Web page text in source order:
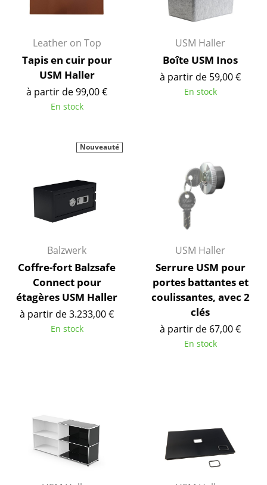
Bibliothèques
Étagères murales
Buffets & Commodes
Caissons roulants et Meubles d’appoint
Garde-robes
Petits rangements
... voir tous les rangements
Luminaires
Suspensions & Plafonniers
Lampes de table
Appliques murales
Luminaires d’extérieur
Leather on Top
Tapis en cuir pour
USM Haller
à partir de 99,00 €
En stock
USM Haller
Boîte USM Inos
à partir de 59,00 €
En stock
Balzwerk
Coffre-fort Balzsafe
Connect pour
étagères USM Haller
à partir de 3.233,00 €
En stock
Nouveauté
USM Haller
Serrure USM pour
portes battantes et
coulissantes, avec 2
clés
à partir de 67,00 €
En stock